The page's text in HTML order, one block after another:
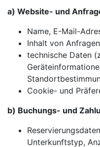
a) Website- und
Name, E-Mail-
Inhalt von
technische Daten
Cookie- und
b) Buchungs- und
Unterkunftstyp,